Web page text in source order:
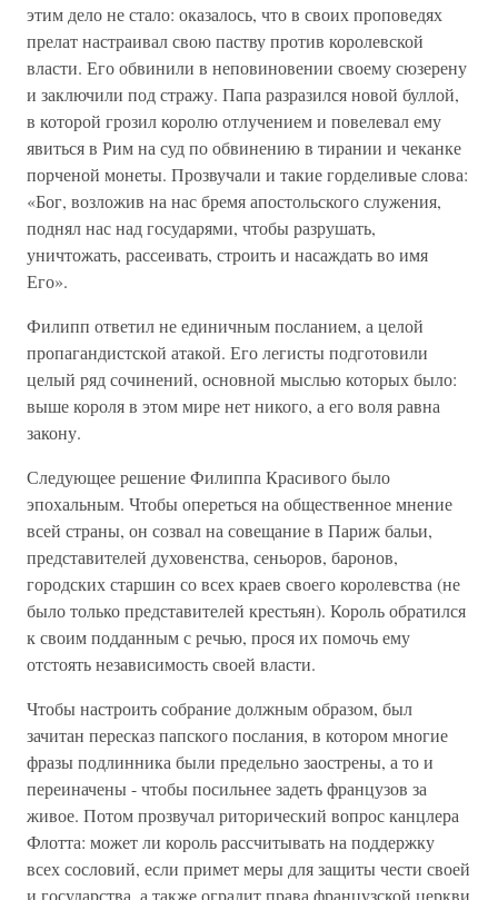
этим дело не стало: оказалось, что в своих проповедях
прелат настраивал свою паству против королевской
власти. Его обвинили в неповиновении своему сюзерену
и заключили под стражу. Папа разразился новой буллой,
в которой грозил королю отлучением и повелевал ему
явиться в Рим на суд по обвинению в тирании и чеканке
порченой монеты. Прозвучали и такие горделивые слова:
«Бог, возложив на нас бремя апостольского служения,
поднял нас над государями, чтобы разрушать,
уничтожать, рассеивать, строить и насаждать во имя
Его».
Филипп ответил не единичным посланием, а целой
пропагандистской атакой. Его легисты подготовили
целый ряд сочинений, основной мыслью которых было:
выше короля в этом мире нет никого, а его воля равна
закону.
Следующее решение Филиппа Красивого было
эпохальным. Чтобы опереться на общественное мнение
всей страны, он созвал на совещание в Париж бальи,
представителей духовенства, сеньоров, баронов,
городских старшин со всех краев своего королевства (не
было только представителей крестьян). Король обратился
к своим подданным с речью, прося их помочь ему
отстоять независимость своей власти.
Чтобы настроить собрание должным образом, был
зачитан пересказ папского послания, в котором многие
фразы подлинника были предельно заострены, а то и
переиначены - чтобы посильнее задеть французов за
живое. Потом прозвучал риторический вопрос канцлера
Флотта: может ли король рассчитывать на поддержку
всех сословий, если примет меры для защиты чести своей
и государства, а также оградит права французской церкви